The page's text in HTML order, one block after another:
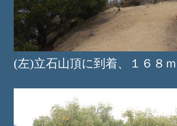
(左)立石山頂に到着、１